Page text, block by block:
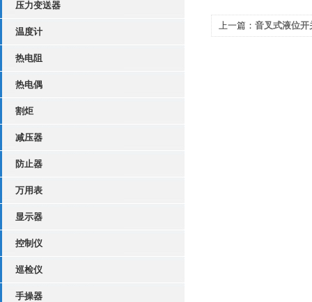
压力变送器
温度计
热电阻
热电偶
割炬
减压器
防止器
万用表
显示器
控制仪
巡检仪
手操器
上一篇： 音叉式液位开